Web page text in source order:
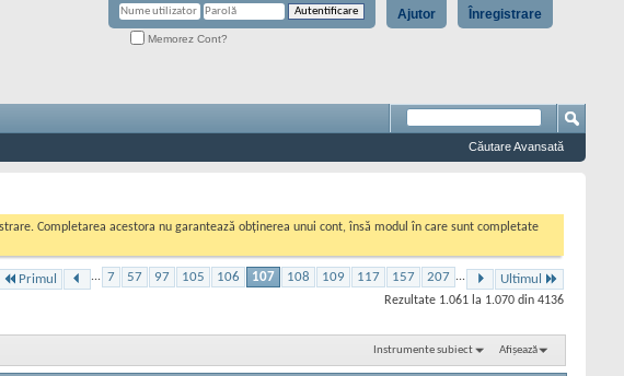
Înregistrare
Ajutor
Memorez Cont?
Căutare Avansată
Completarea acestora nu garantează obținerea unui cont, însă modul în care sunt completate
Primul ... 7 57 97 105 106 107 108 109 117 157 207 ... Ultimul
Rezultate 1.061 la 1.070 din 4136
Instrumente subiect Afișează